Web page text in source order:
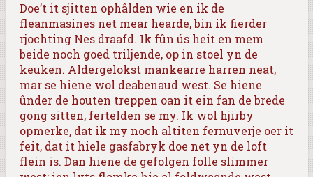
Doe’t it sjitten ophâlden wie en ik de
fleanmasines net mear hearde, bin ik fierder
rjochting Nes draafd. Ik fûn ús heit en mem
beide noch goed triljende, op in stoel yn de
keuken. Aldergelokst mankearre harren neat,
mar se hiene wol deabenaud west. Se hiene
ûnder de houten treppen oan it ein fan de brede
gong sitten, fertelden se my. Ik wol hjirby
opmerke, dat ik my noch altiten fernuverje oer it
feit, dat it hiele gasfabryk doe net yn de loft
flein is. Dan hiene de gefolgen folle slimmer